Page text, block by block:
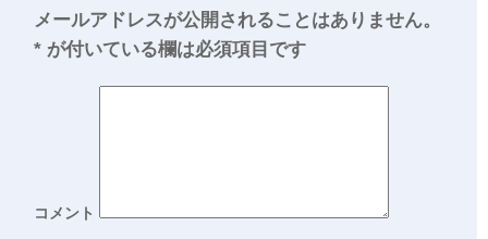
メールアドレスが公開されることはありません。
* が付いている欄は必須項目です
コメント